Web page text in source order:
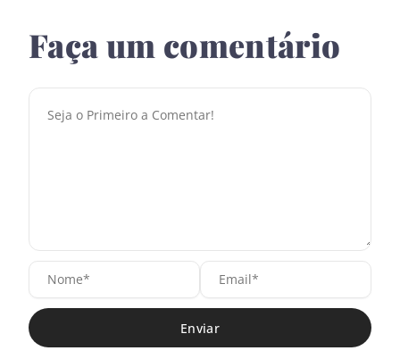
Faça um comentário
N
o
m
e
*
E
i